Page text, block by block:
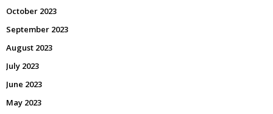
October 2023
September 2023
August 2023
July 2023
June 2023
May 2023